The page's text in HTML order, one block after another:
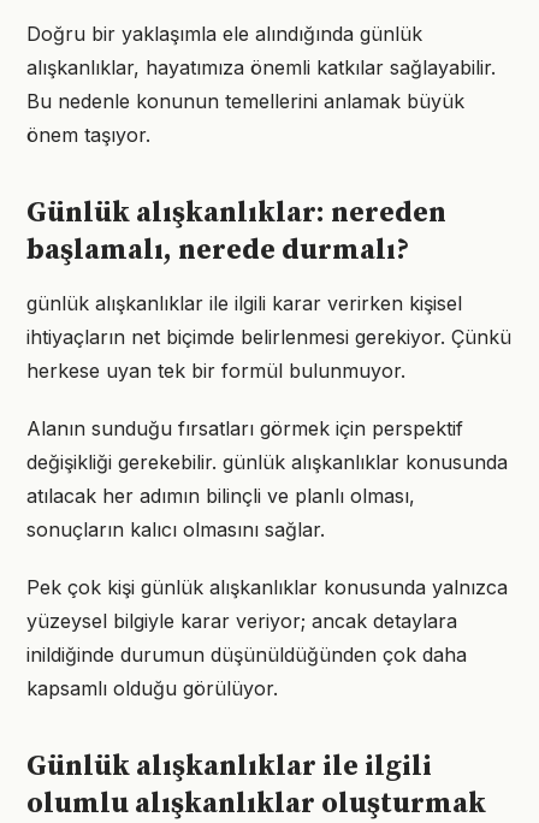
Doğru bir yaklaşımla ele alındığında günlük
alışkanlıklar, hayatımıza önemli katkılar sağlayabilir.
Bu nedenle konunun temellerini anlamak büyük
önem taşıyor.
Günlük alışkanlıklar: nereden
başlamalı, nerede durmalı?
günlük alışkanlıklar ile ilgili karar verirken kişisel
ihtiyaçların net biçimde belirlenmesi gerekiyor. Çünkü
herkese uyan tek bir formül bulunmuyor.
Alanın sunduğu fırsatları görmek için perspektif
değişikliği gerekebilir. günlük alışkanlıklar konusunda
atılacak her adımın bilinçli ve planlı olması,
sonuçların kalıcı olmasını sağlar.
Pek çok kişi günlük alışkanlıklar konusunda yalnızca
yüzeysel bilgiyle karar veriyor; ancak detaylara
inildiğinde durumun düşünüldüğünden çok daha
kapsamlı olduğu görülüyor.
Günlük alışkanlıklar ile ilgili
olumlu alışkanlıklar oluşturmak